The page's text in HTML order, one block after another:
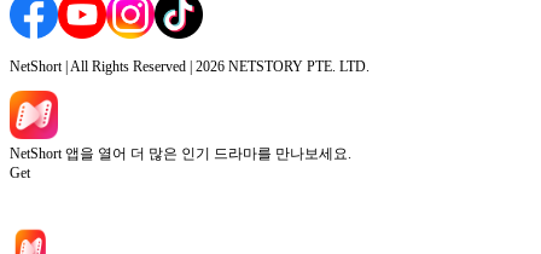
NetShort | All Rights Reserved | 2026 NETSTORY PTE. LTD.
NetShort 앱을 열어 더 많은 인기 드라마를 만나보세요.
Get